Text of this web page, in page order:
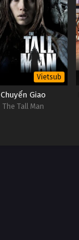
Vietsub
Chuyển Giao
The Tall Man